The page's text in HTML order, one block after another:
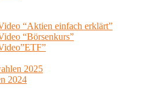
“Aktien einfach erklärt”
“Börsenkurs”
2025
2024